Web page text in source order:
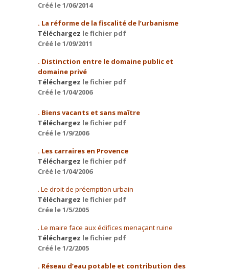
Créé le 1/06/2014
. La réforme de la fiscalité de l’urbanisme
Téléchargez le fichier pdf
Créé le 1/09/2011
. Distinction entre le domaine public et
domaine privé
Téléchargez le fichier pdf
Créé le 1/04/2006
. Biens vacants et sans maître
Téléchargez le fichier pdf
Créé le 1/9/2006
. Les carraires en Provence
Téléchargez le fichier pdf
Créé le 1/04/2006
. Le droit de préemption urbain
Téléchargez le fichier pdf
Crée le 1/5/2005
. Le maire face aux édifices menaçant ruine
Téléchargez le fichier pdf
Créé le 1/2/2005
. Réseau d’eau potable et contribution des